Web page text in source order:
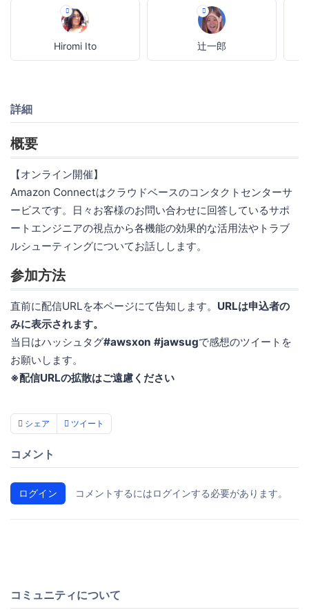
Hiromi Ito 辻一郎
詳細
概要
【オンライン開催】
Amazon Connectはクラウドベースのコンタクトセンターサ
ービスです。日々お客様のお問い合わせに回答しているサポ
ートエンジニアの視点から各機能の効果的な活用法やトラブ
ルシューティングについてお話しします。
参加方法
直前に配信URLを本ページにて告知します。 URLは申込者の
みに表示されます。
当日はハッシュタグ#awsxon #jawsugで感想のツイートを
お願いします。
※配信URLの拡散はご遠慮ください
シェア ツイート
コメント
ログイン コメントするにはログインする必要があります。
コミュニティについて